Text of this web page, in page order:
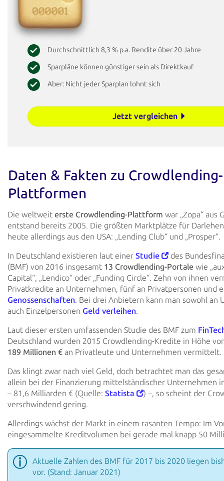
Durchschnittlich 8,3 % p.a. Rendite über 20 Jahre
Sparpläne können günstiger sein als Direktkauf
Aber: Nicht jeder Sparplan lohnt sich
Jetzt vergleichen
Daten & Fakten zu Crowdlending-
Plattformen
Die weltweit erste Crowdlending-Plattform war „Zopa“ aus
entstand bereits 2005. Die größten Marktplätze für
heute allerdings aus den USA: „Lending Club“ und „Prosper“.
In Deutschland existieren laut einer Studie
des
(BMF) von 2016 insgesamt 13 Crowdlending-Portale wie
Capital“, „Lendico“ oder „Funding Circle“. Zehn von ihnen
Privatkredite an Unternehmen, fünf an Privatpersonen und
Genossenschaften. Bei drei Anbietern kann man sowohl an
auch Einzelpersonen Geld verleihen.
Laut dieser ersten umfassenden Studie des BMF zum
Deutschland wurden 2015 Crowdlending-Kredite in Höhe
189 Millionen € an Privatleute und Unternehmen vermittelt.
Das klingt zwar nach viel Geld, doch betrachtet man das
allein bei der Finanzierung mittelständischer Unternehmen
– 81,6 Milliarden € (Quelle: Statista
) –, so scheint der
verschwindend gering.
Allerdings wächst der Markt in einem rasanten Tempo: Im
eingesammelte Kreditvolumen bei gerade mal knapp 50
Aktuelle Zahlen des BMF für 2017 bis 2020 liegen
vor. (Stand: Januar 2021)